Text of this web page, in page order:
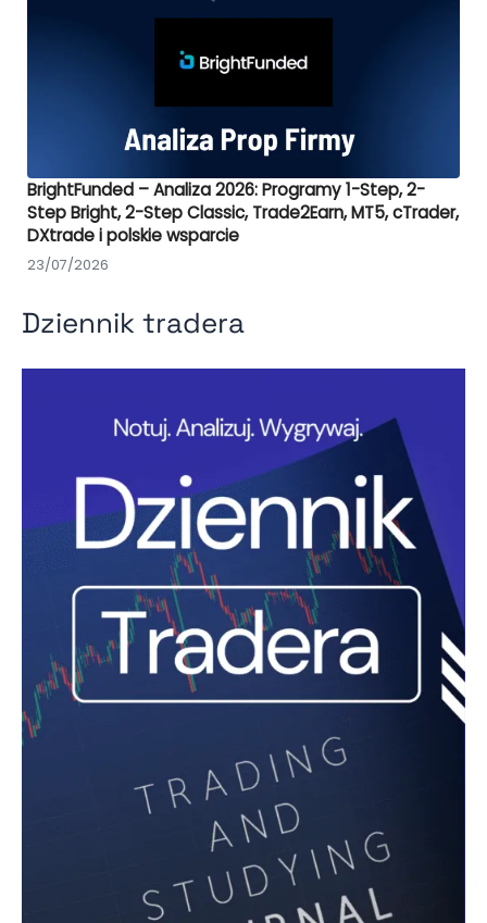
BrightFunded – Analiza 2026: Programy 1-Step, 2-
Step Bright, 2-Step Classic, Trade2Earn, MT5, cTrader,
DXtrade i polskie wsparcie
23/07/2026
Dziennik tradera